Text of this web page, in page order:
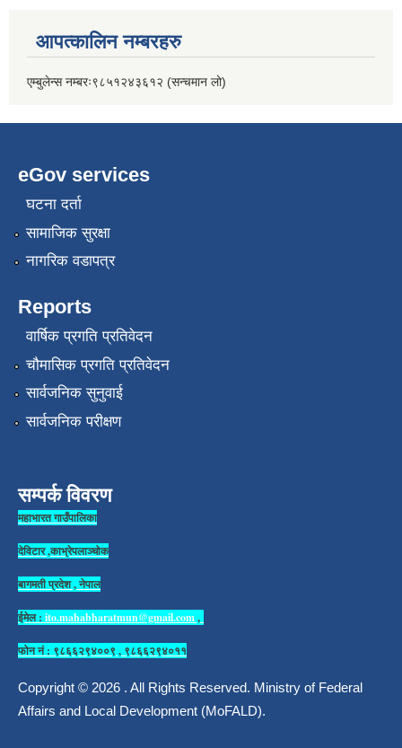
आपत्कालिन नम्बरहरु
एम्बुलेन्स नम्बरः९८५१२४३६१२ (सन्चमान लो)
eGov services
घटना दर्ता
सामाजिक सुरक्षा
नागरिक वडापत्र
Reports
वार्षिक प्रगति प्रतिवेदन
चौमासिक प्रगति प्रतिवेदन
सार्वजनिक सुनुवाई
सार्वजनिक परीक्षण
सम्पर्क विवरण
महाभारत गाउँपालिका
देविटार ,काभ्रेपलाञ्चोक
बागमती प्रदेश , नेपाल
ईमेल : ito.mahabharatmun@gmail.com,
फोन नं : ९८६६२९४००९ , ९८६६२९४०११
Copyright © 2026 . All Rights Reserved. Ministry of Federal
Affairs and Local Development (MoFALD).